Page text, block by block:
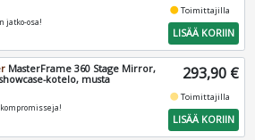
jatko-osa!
fiber_manual_recordToimittajilla
LISÄÄ KORIIN
MasterFrame 360 Stage Mirror,
kotelo, musta
293,90 €
fiber_manual_recordToimittajilla
LISÄÄ KORIIN